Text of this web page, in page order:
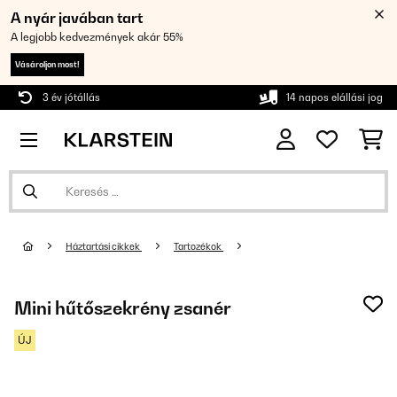
A nyár javában tart
A legjobb kedvezmények akár 55%
Vásároljon most!
3 év jótállás 14 napos elállási jog
Háztartási cikkek Tartozékok
Mini hűtőszekrény zsanér
ÚJ